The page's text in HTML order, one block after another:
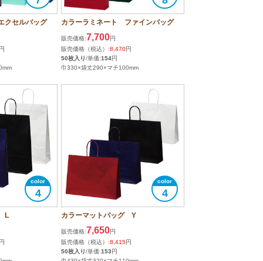
クセルバッグ カラーラミネート ファインバッグ
販売価格:7,700円
販売価格（税込）:8,470円
50枚入り/単価:154円
巾330×袋丈290×マチ100mm
4
L
4
カラーマットバッグ Y
販売価格:7,650円
販売価格（税込）:8,415円
50枚入り/単価:153円